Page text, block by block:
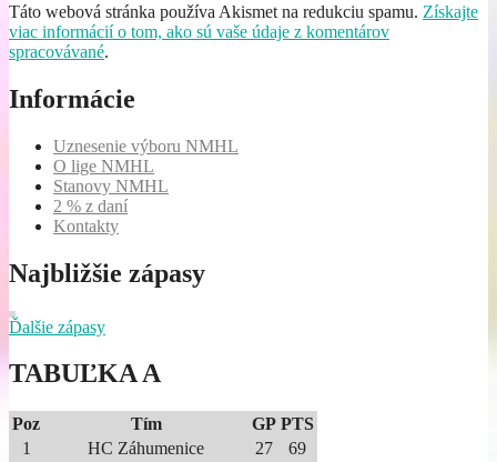
Táto webová stránka používa Akismet na redukciu spamu. Získajte
viac informácií o tom, ako sú vaše údaje z komentárov
spracovávané.
Informácie
Uznesenie výboru NMHL
O lige NMHL
Stanovy NMHL
2 % z daní
Kontakty
Najbližšie zápasy
Ďalšie zápasy
TABUĽKA A
Poz Tím GP PTS
1
HC Záhumenice 27
69